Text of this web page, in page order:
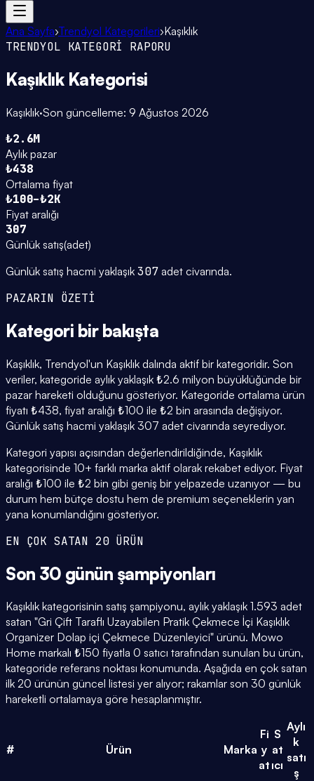
Ana Sayfa›Trendyol Kategorileri›Kaşıklık
TRENDYOL KATEGORİ RAPORU
Kaşıklık Kategorisi
Kaşıklık·Son güncelleme: 9 Ağustos 2026
₺2.6M
Aylık pazar
₺438
Ortalama fiyat
₺100–₺2K
Fiyat aralığı
307
Günlük satış(adet)
Günlük satış hacmi yaklaşık 307adet civarında.
PAZARIN ÖZETİ
Kategori bir bakışta
Kaşıklık, Trendyol'un Kaşıklık dalında aktif bir kategoridir. Son
veriler, kategoride aylık yaklaşık ₺2.6 milyon büyüklüğünde bir
pazar hareketi olduğunu gösteriyor. Kategoride ortalama ürün
fiyatı ₺438, fiyat aralığı ₺100 ile ₺2 bin arasında değişiyor.
Günlük satış hacmi yaklaşık 307 adet civarında seyrediyor.
Kategori yapısı açısından değerlendirildiğinde, Kaşıklık
kategorisinde 10+ farklı marka aktif olarak rekabet ediyor. Fiyat
aralığı ₺100 ile ₺2 bin gibi geniş bir yelpazede uzanıyor — bu
durum hem bütçe dostu hem de premium seçeneklerin yan
yana konumlandığını gösteriyor.
EN ÇOK SATAN 20 ÜRÜN
Son 30 günün şampiyonları
Kaşıklık kategorisinin satış şampiyonu, aylık yaklaşık 1.593 adet
satan "Gri Çift Taraflı Uzayabilen Pratik Çekmece İçi Kaşıklık
Organizer Dolap içi Çekmece Düzenleyici" ürünü. Mowo
Home markalı ₺150 fiyatla 0 satıcı tarafından sunulan bu ürün,
kategoride referans noktası konumunda. Aşağıda en çok satan
ilk 20 ürünün güncel listesi yer alıyor; rakamlar son 30 günlük
hareketli ortalamaya göre hesaplanmıştır.
# Ürün Marka
Fi
y
at
S
at
ıcı
Aylı
k
satı
ş